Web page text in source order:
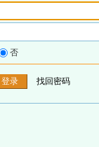
否
找回密码